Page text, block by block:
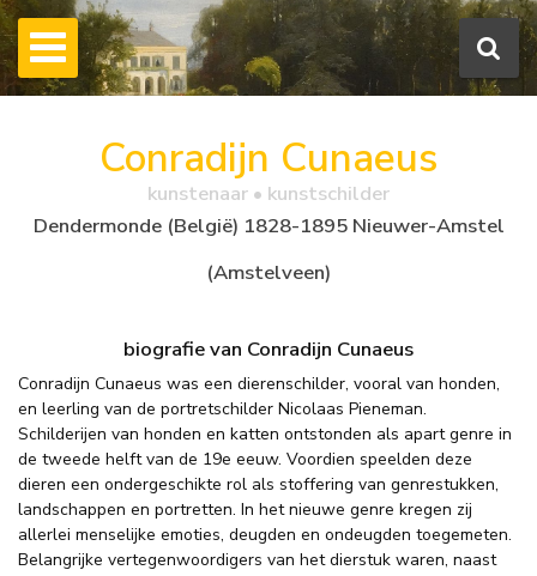
Conradijn Cunaeus
kunstenaar • kunstschilder
Dendermonde (België) 1828-1895 Nieuwer-Amstel
(Amstelveen)
biografie van Conradijn Cunaeus
Conradijn Cunaeus was een dierenschilder, vooral van honden,
en leerling van de portretschilder Nicolaas Pieneman.
Schilderijen van honden en katten ontstonden als apart genre in
de tweede helft van de 19e eeuw. Voordien speelden deze
dieren een ondergeschikte rol als stoffering van genrestukken,
landschappen en portretten. In het nieuwe genre kregen zij
allerlei menselijke emoties, deugden en ondeugden toegemeten.
Belangrijke vertegenwoordigers van het dierstuk waren, naast